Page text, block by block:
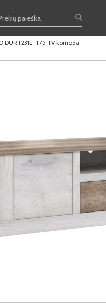
DURT231L-T75 TV komoda